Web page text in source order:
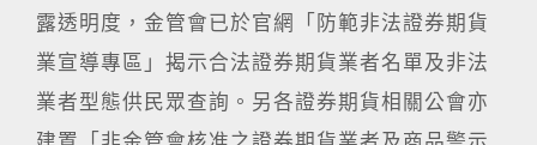
露透明度，金管會已於官網「防範非法證券期貨
業宣導專區」揭示合法證券期貨業者名單及非法
業者型態供民眾查詢。另各證券期貨相關公會亦